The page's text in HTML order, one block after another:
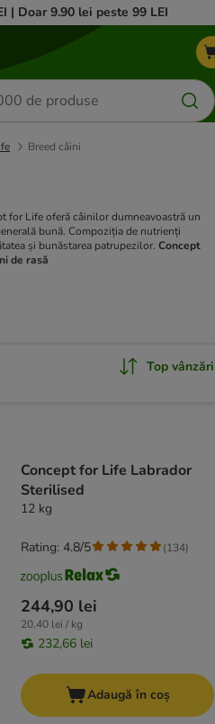
| Doar 9.90 lei peste 99 LEI
Breed câini
for Life oferă câinilor dumneavoastră un
bună. Compoziția de nutrienți
și bunăstarea patrupezilor. Concept
de rasă
Top vânzări
Concept for Life Labrador
Sterilised
12 kg
244,90 lei
20,40 lei / kg
232,66 lei
Rating: 4.8/5 (134)
Adaugă în coș